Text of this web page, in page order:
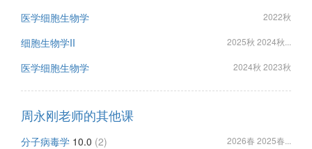
医学细胞生物学 2022秋
细胞生物学II 2025秋 2024秋...
医学细胞生物学 2024秋 2023秋
周永刚老师的其他课
分子病毒学 10.0 (2) 2026春 2025春...